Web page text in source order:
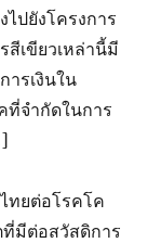
ไปยังโครงการ
สีเขียวเหล่านี้มี
ารเงินใน
ที่จำกัดในการ
ทยต่อโรคโค
มีต่อสวัสดิการ